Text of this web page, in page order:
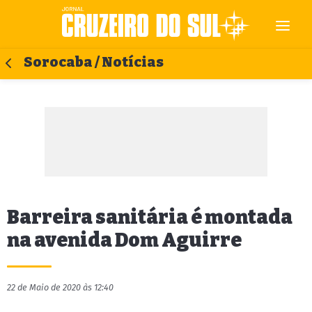
Sorocaba / Notícias
Barreira sanitária é montada
na avenida Dom Aguirre
22 de Maio de 2020 às 12:40